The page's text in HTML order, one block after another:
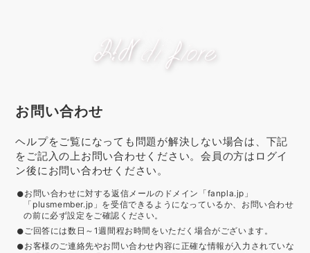
お問い合わせ
ヘルプをご覧になっても問題が解決しない場合は、下記
をご記入の上お問い合わせください。会員の方はログイ
ン後にお問い合わせください。
お問い合わせに対する返信メールのドメイン「fanpla.jp」
「plusmember.jp」を受信できるようになっているか、お問い合わせ
の前に必ず設定をご確認ください。
ご回答には数日～1週間程お時間をいただく場合がございます。
お客様のご連絡先やお問い合わせ内容に正確な情報が入力されていな